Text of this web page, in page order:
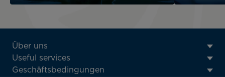
ATN:
Footer
menu
Über uns
Useful services
Geschäftsbedingungen